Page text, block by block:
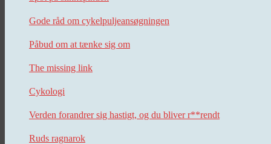
Gode råd om cykelpuljeansøgningen
Påbud om at tænke sig om
The missing link
Cykologi
Verden forandrer sig hastigt, og du bliver r**rendt
Ruds ragnarok